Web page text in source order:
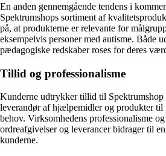
En anden gennemgående tendens i
Spektrumshops sortiment af
på, at produkterne er relevante for
eksempelvis personer med autisme. Både
pædagogiske redskaber roses for deres
Tillid og professionalisme
Kunderne udtrykker tillid til Spektrumshop
leverandør af hjælpemidler og produkter til
behov. Virksomhedens professionalisme
ordreafgivelser og leverancer bidrager til
kunderne.